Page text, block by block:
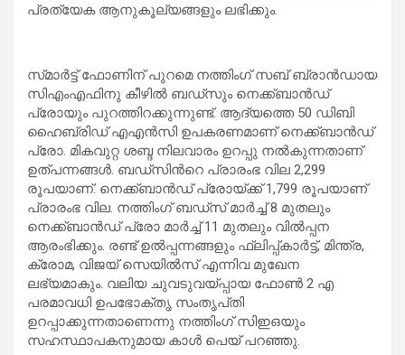
പ്രത്യേക ആനുകൂല്യങ്ങളും ലഭിക്കും.
സ്‍മാർട്ട് ഫോണിന് പുറമെ നത്തിംഗ് സബ് ബ്രാൻഡായ
സിഎംഎഫിനു കീഴിൽ ബഡ്‌സും നെക്ക്‌ബാൻഡ്
പ്രോയും പുറത്തിറക്കുന്നുണ്ട്. ആദ്യത്തെ 50 ഡിബി
ഹൈബ്രിഡ് എഎൻസി ഉപകരണമാണ് നെക്ക്‌ബാൻഡ്
പ്രോ. മികവുറ്റ ശബ്ദ നിലവാരം ഉറപ്പു നൽകുന്നതാണ്
ഉത്പന്നങ്ങൾ. ബഡ്‌സിന്‍റെ പ്രാരംഭ വില 2,299
രൂപയാണ്. നെക്ക്‌ബാൻഡ് പ്രോയ്ക്ക് 1,799 രൂപയാണ്
പ്രാരംഭ വില. നത്തിംഗ് ബഡ്‌സ് മാർച്ച് 8 മുതലും
നെക്ക്‌ബാൻഡ് പ്രോ മാർച്ച് 11 മുതലും വിൽപ്പന
ആരംഭിക്കും. രണ്ട് ഉൽപ്പന്നങ്ങളും ഫ്ലിപ്പ്കാർട്ട്, മിന്ത്ര,
ക്രോമ, വിജയ് സെയിൽസ് എന്നിവ മുഖേന
ലഭ്യമാകും. വലിയ ചുവടുവയ്പ്പായ ഫോൺ 2 എ
പരമാവധി ഉപഭോക്‌തൃ സംതൃപ്‌തി
ഉറപ്പാക്കുന്നതാണെന്നു നത്തിംഗ് സിഇഒയും
സഹസ്ഥാപകനുമായ കാൾ പെയ് പറഞ്ഞു.